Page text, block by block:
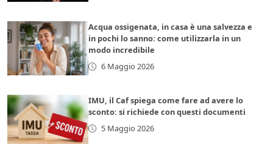
Acqua ossigenata, in casa è una salvezza e
in pochi lo sanno: come utilizzarla in un
modo incredibile
6 Maggio 2026
IMU, il Caf spiega come fare ad avere lo
sconto: si richiede con questi documenti
5 Maggio 2026